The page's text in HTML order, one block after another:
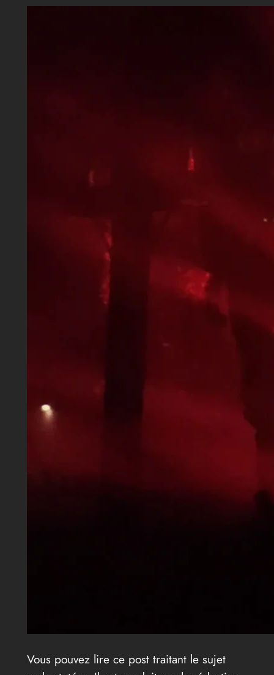
Vous pouvez lire ce post traitant le sujet